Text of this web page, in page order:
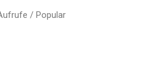
/ Popular